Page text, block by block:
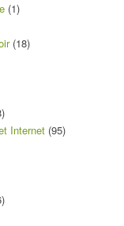
(1)
(18)
Internet (95)